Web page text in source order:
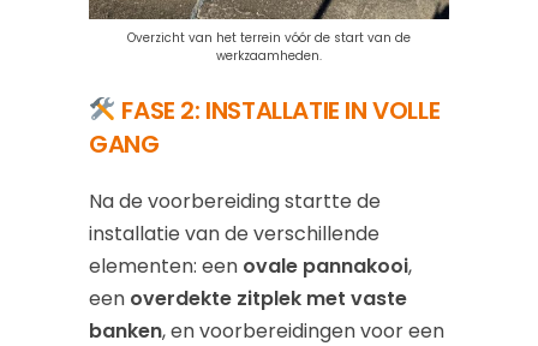
Overzicht van het terrein vóór de start van de
werkzaamheden.
FASE 2: INSTALLATIE IN VOLLE
GANG
Na de voorbereiding startte de
installatie van de verschillende
elementen: een ovale pannakooi,
een overdekte zitplek met vaste
banken, en voorbereidingen voor een